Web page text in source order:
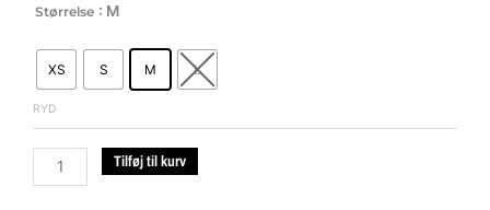
Størrelse : M
XS S M L
RYD
ANNA
LADY
GREY
antal
Tilføj til kurv